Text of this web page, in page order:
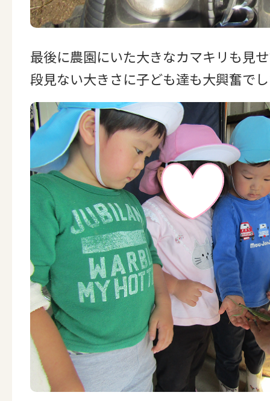
最後に農園にいた大きなカマキリも見
段見ない大きさに子ども達も大興奮で